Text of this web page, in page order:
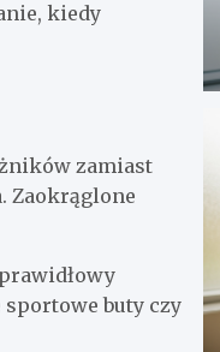
kiedy
zamiast
Zaokrąglone
buty czy